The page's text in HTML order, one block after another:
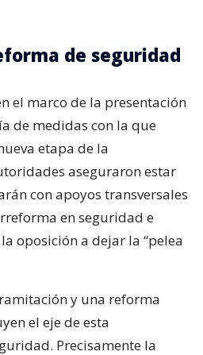
de seguridad
el marco de la presentación
de medidas con la que
etapa de la
aseguraron estar
con apoyos transversales
en seguridad e
oposición a dejar la “pelea
y una reforma
el eje de esta
Precisamente la